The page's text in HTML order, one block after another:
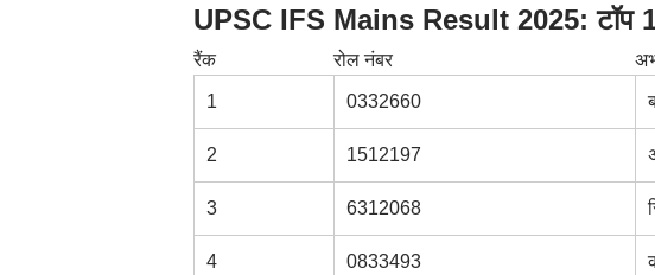
UPSC IFS Mains Result 2025: टॉप 10
रैंक रोल नंबर
1 0332660
2 1512197
3 6312068
4 0833493